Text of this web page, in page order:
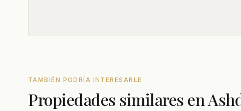
TAMBIÉN PODRÍA INTERESARLE
Propiedades similares en